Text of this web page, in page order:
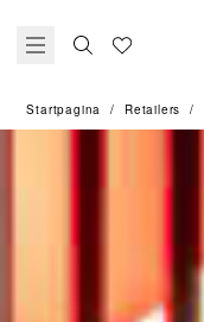
Startpagina Retailers